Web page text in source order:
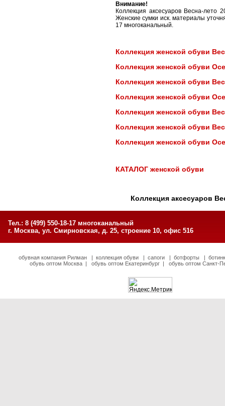
Внимание!
Коллекция аксесуаров Весна-
Женские сумки иск. материалы
17 многоканальный.
Коллекция женской обуви
Коллекция женской обуви
Коллекция женской обуви
Коллекция женской обуви
Коллекция женской обуви
Коллекция женской обуви
Коллекция женской обуви
КАТАЛОГ женской обуви
Коллекция аксесуаров
Тел.: 8 (499) 550-18-17 многоканальный
г. Москва, ул. Смирновская, д. 25, строение 10, офис 516
обувная компания Рилман | коллекция обуви | сапоги | ботфорты |
обувь оптом Москва | обувь оптом Екатеринбург | обувь оптом Санкт-